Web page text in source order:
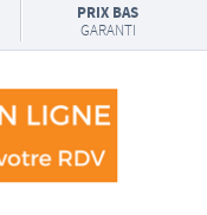
PRIX BAS
GARANTI